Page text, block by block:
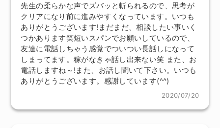
先生の柔らかな声でズバッと斬られるので、思考が
クリアになり前に進みやすくなっています。いつも
ありがとうございます!まだまだ、相談したい事いく
つかあります笑短いスパンでお願いしているので、
友達に電話しちゃう感覚でついつい長話しになって
しまってます。稼がなきゃ話し出来ない笑 また、お
電話しますね～!また、お話し聞いて下さい。いつも
ありがとうございます。感謝しています(^^)
2020/07/20